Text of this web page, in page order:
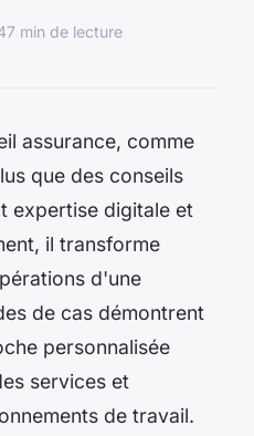
7 min de lecture
assurance, comme
que des conseils
expertise digitale et
il transforme
d'une
de cas démontrent
personnalisée
services et
de travail.